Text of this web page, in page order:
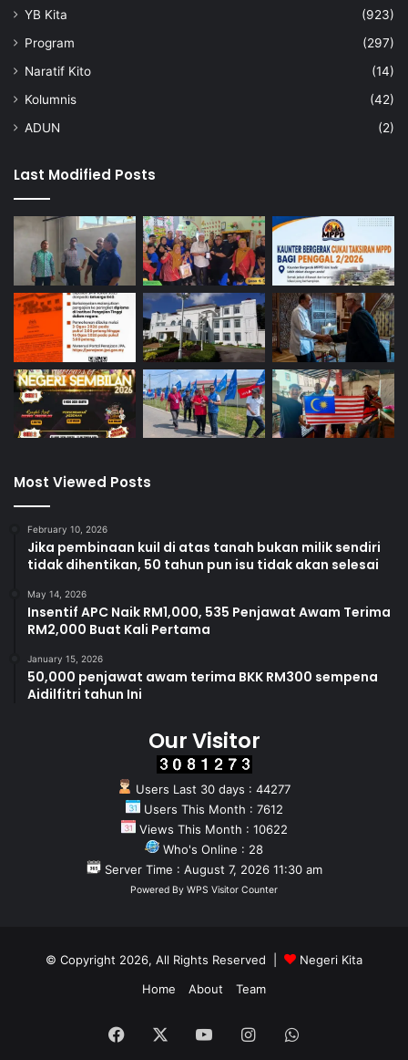
c
s
o
YB Kita
(923)
Program
(297)
Naratif Kito
(14)
Kolumnis
(42)
ADUN
(2)
Last Modified Posts
Most Viewed Posts
February 10, 2026
Jika pembinaan kuil di atas tanah bukan milik sendiri
tidak dihentikan, 50 tahun pun isu tidak akan selesai
May 14, 2026
Insentif APC Naik RM1,000, 535 Penjawat Awam Terima
RM2,000 Buat Kali Pertama
January 15, 2026
50,000 penjawat awam terima BKK RM300 sempena
Aidilfitri tahun Ini
Our Visitor
Users Last 30 days : 44277
Users This Month : 7612
Views This Month : 10622
Who's Online : 28
Server Time : August 7, 2026 11:30 am
Powered By WPS Visitor Counter
© Copyright 2026, All Rights Reserved |
Negeri Kita
Home
About Team
Facebook YouTubeInstagramWhatsApp